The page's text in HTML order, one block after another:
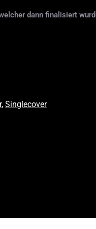
dann finalisiert
,Singlecover